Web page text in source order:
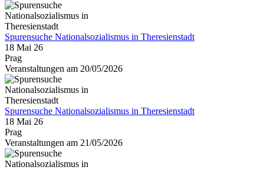
Spurensuche Nationalsozialismus in Theresienstadt
18 Mai 26
Prag
Veranstaltungen am 20/05/2026
Spurensuche Nationalsozialismus in Theresienstadt
18 Mai 26
Prag
Veranstaltungen am 21/05/2026